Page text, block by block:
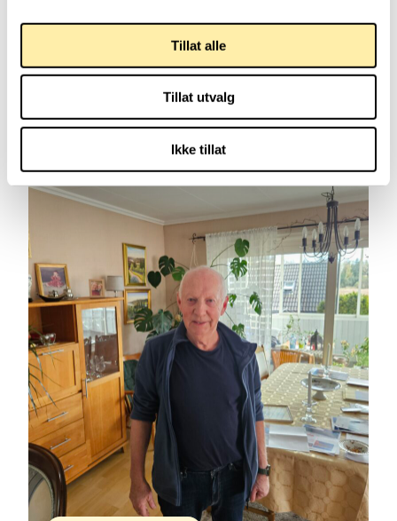
Tillat alle
Tillat utvalg
Ikke tillat
Yngre med parkinson
53 år